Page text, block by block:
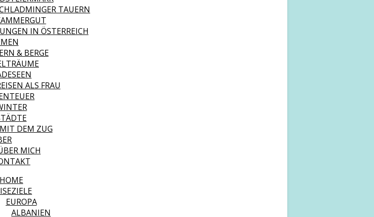
TAUERN
IN ÖSTERREICH
& BERGE
ALS FRAU
DEM ZUG
MICH
HOME
EUROPA
ALBANIEN